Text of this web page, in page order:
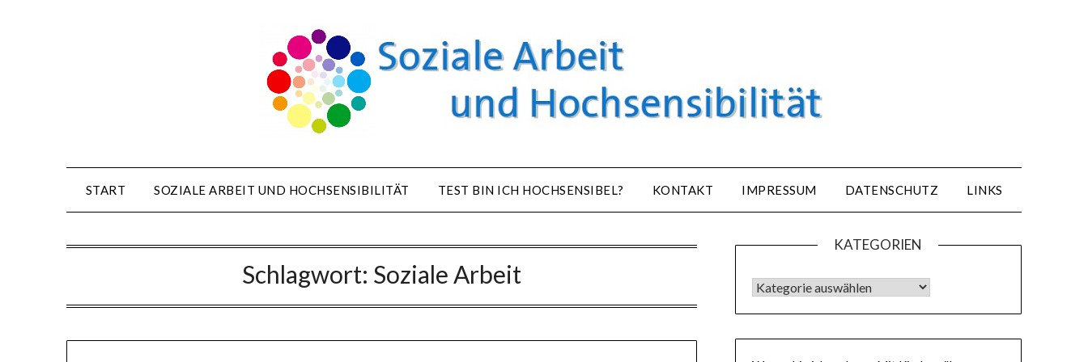
START SOZIALE ARBEIT UND HOCHSENSIBILITÄT TEST BIN ICH HOCHSENSIBEL? KONTAKT IMPRESSUM DATENSCHUTZ LINKS
Schlagwort: Soziale Arbeit
KATEGORIEN
KATEGORIEN